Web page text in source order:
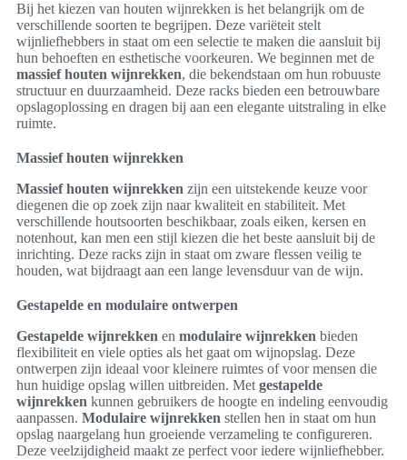
Bij het kiezen van houten wijnrekken is het belangrijk om de
verschillende soorten te begrijpen. Deze variëteit stelt
wijnliefhebbers in staat om een selectie te maken die aansluit bij
hun behoeften en esthetische voorkeuren. We beginnen met de
massief houten wijnrekken, die bekendstaan om hun robuuste
structuur en duurzaamheid. Deze racks bieden een betrouwbare
opslagoplossing en dragen bij aan een elegante uitstraling in elke
ruimte.
Massief houten wijnrekken
Massief houten wijnrekken zijn een uitstekende keuze voor
diegenen die op zoek zijn naar kwaliteit en stabiliteit. Met
verschillende houtsoorten beschikbaar, zoals eiken, kersen en
notenhout, kan men een stijl kiezen die het beste aansluit bij de
inrichting. Deze racks zijn in staat om zware flessen veilig te
houden, wat bijdraagt aan een lange levensduur van de wijn.
Gestapelde en modulaire ontwerpen
Gestapelde wijnrekken en modulaire wijnrekken bieden
flexibiliteit en viele opties als het gaat om wijnopslag. Deze
ontwerpen zijn ideaal voor kleinere ruimtes of voor mensen die
hun huidige opslag willen uitbreiden. Met gestapelde
wijnrekken kunnen gebruikers de hoogte en indeling eenvoudig
aanpassen. Modulaire wijnrekken stellen hen in staat om hun
opslag naargelang hun groeiende verzameling te configureren.
Deze veelzijdigheid maakt ze perfect voor iedere wijnliefhebber.